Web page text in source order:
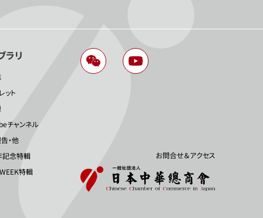
ラリ
ット
チャンネル
・他
記念特輯
特輯
お問合せ＆アクセス